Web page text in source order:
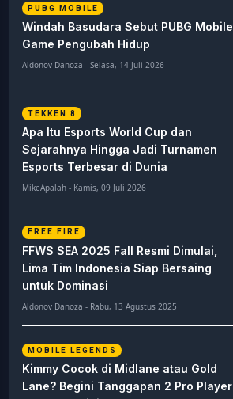
PUBG MOBILE
Windah Basudara Sebut PUBG Mobile
Game Pengubah Hidup
Aldonov Danoza - Selasa, 14 Juli 2026
TEKKEN 8
Apa Itu Esports World Cup dan
Sejarahnya Hingga Jadi Turnamen
Esports Terbesar di Dunia
MikeApalah - Kamis, 09 Juli 2026
FREE FIRE
FFWS SEA 2025 Fall Resmi Dimulai,
Lima Tim Indonesia Siap Bersaing
untuk Dominasi
Aldonov Danoza - Rabu, 13 Agustus 2025
MOBILE LEGENDS
Kimmy Cocok di Midlane atau Gold
Lane? Begini Tanggapan 2 Pro Player